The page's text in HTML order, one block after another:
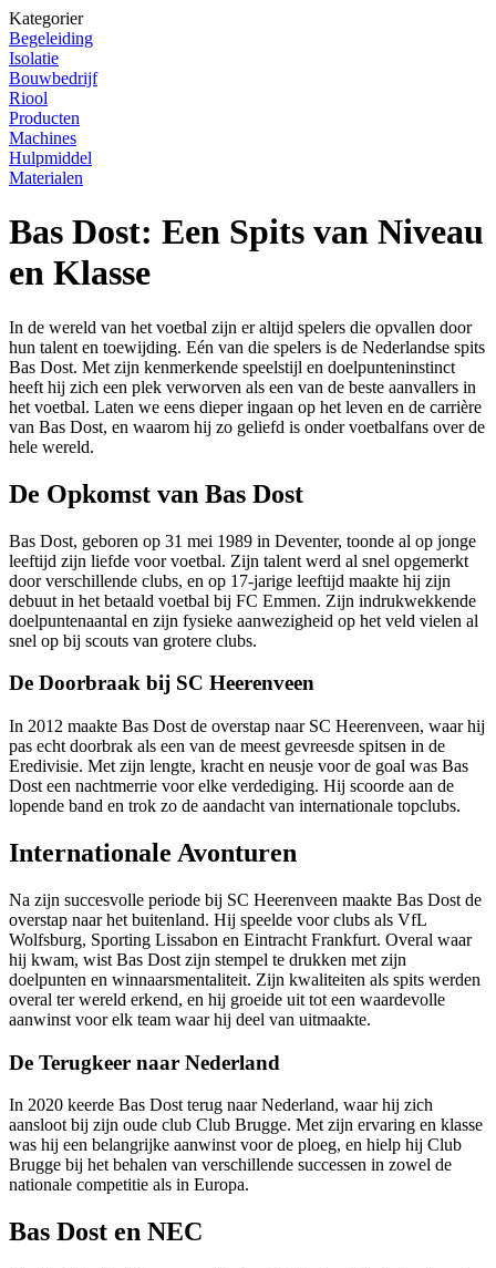
Kategorier
Begeleiding
Isolatie
Bouwbedrijf
Riool
Producten
Machines
Hulpmiddel
Materialen
Bas Dost: Een Spits van Niveau
en Klasse
In de wereld van het voetbal zijn er altijd spelers die opvallen door
hun talent en toewijding. Eén van die spelers is de Nederlandse spits
Bas Dost. Met zijn kenmerkende speelstijl en doelpunteninstinct
heeft hij zich een plek verworven als een van de beste aanvallers in
het voetbal. Laten we eens dieper ingaan op het leven en de carrière
van Bas Dost, en waarom hij zo geliefd is onder voetbalfans over de
hele wereld.
De Opkomst van Bas Dost
Bas Dost, geboren op 31 mei 1989 in Deventer, toonde al op jonge
leeftijd zijn liefde voor voetbal. Zijn talent werd al snel opgemerkt
door verschillende clubs, en op 17-jarige leeftijd maakte hij zijn
debuut in het betaald voetbal bij FC Emmen. Zijn indrukwekkende
doelpuntenaantal en zijn fysieke aanwezigheid op het veld vielen al
snel op bij scouts van grotere clubs.
De Doorbraak bij SC Heerenveen
In 2012 maakte Bas Dost de overstap naar SC Heerenveen, waar hij
pas echt doorbrak als een van de meest gevreesde spitsen in de
Eredivisie. Met zijn lengte, kracht en neusje voor de goal was Bas
Dost een nachtmerrie voor elke verdediging. Hij scoorde aan de
lopende band en trok zo de aandacht van internationale topclubs.
Internationale Avonturen
Na zijn succesvolle periode bij SC Heerenveen maakte Bas Dost de
overstap naar het buitenland. Hij speelde voor clubs als VfL
Wolfsburg, Sporting Lissabon en Eintracht Frankfurt. Overal waar
hij kwam, wist Bas Dost zijn stempel te drukken met zijn
doelpunten en winnaarsmentaliteit. Zijn kwaliteiten als spits werden
overal ter wereld erkend, en hij groeide uit tot een waardevolle
aanwinst voor elk team waar hij deel van uitmaakte.
De Terugkeer naar Nederland
In 2020 keerde Bas Dost terug naar Nederland, waar hij zich
aansloot bij zijn oude club Club Brugge. Met zijn ervaring en klasse
was hij een belangrijke aanwinst voor de ploeg, en hielp hij Club
Brugge bij het behalen van verschillende successen in zowel de
nationale competitie als in Europa.
Bas Dost en NEC